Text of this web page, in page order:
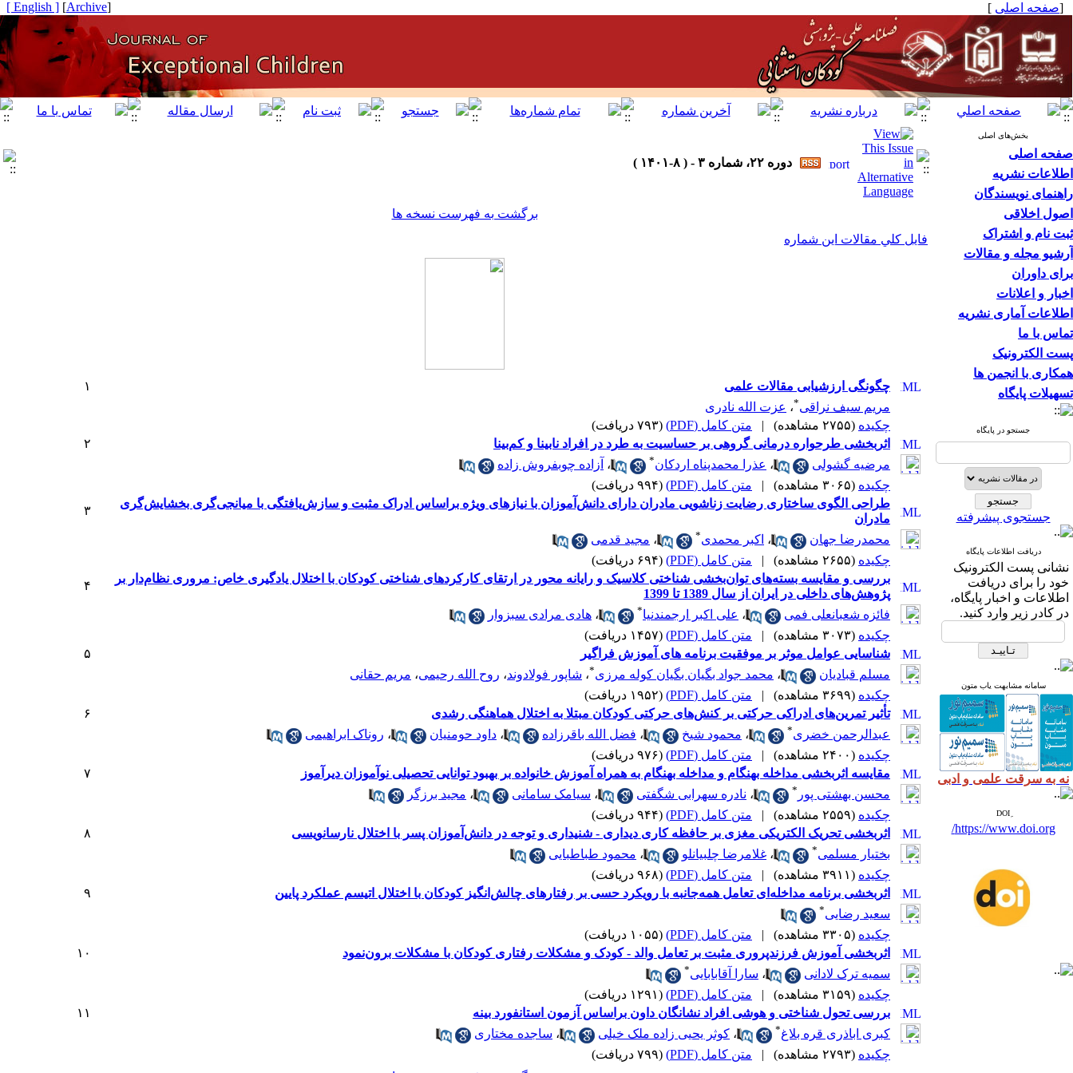
[صفحه اصلی ]
[
Archive
]
[ English ]
بخش‌های اصلی
صفحه اصلی
اطلاعات نشریه
راهنمای نویسندگان
اصول اخلاقی
ثبت نام و اشتراک
آرشیو مجله و مقالات
برای داوران
اخبار و اعلانات
اطلاعات آماری نشریه
تماس با ما
پست الکترونیک
همکاری با انجمن ها
تسهیلات پایگاه
جستجو در پایگاه
جستجوی پیشرفته
دریافت اطلاعات پایگاه
نشانی پست الکترونیک
خود را برای دریافت
اطلاعات و اخبار پایگاه،
در کادر زیر وارد کنید.
سامانه مشابهت یاب متون
نه به سرقت علمی و ادبی
https://www.doi.org/
دوره ۲۲، شماره ۳ - ( ۸-۱۴۰۱ )
برگشت به فهرست نسخه ها
فايل كلي مقالات اين شماره
چگونگی ارزشیابی مقالات علمی
۱
مریم سیف نراقی*، عزت الله نادری
چکیده (۲۷۵۵ مشاهده) | متن کامل (PDF)
(۷۹۳ دریافت)
اثربخشی طرحواره درمانی گروهی بر حساسیت به طرد در افراد نابینا و کم‌بینا
۲
مرضیه گشولی
، عذرا محمدپناه اردکان* ، آزاده چوبفروش زاده
چکیده (۳۰۶۵ مشاهده) | متن کامل (PDF)
(۹۹۴ دریافت)
طراحی الگوی ساختاری رضایت زناشویی مادران دارای دانش‌آموزان با نیازهای ویژه بر‌اساس ادراک مثبت و سازش‌یافتگی با میانجی‌گری بخشایش‌گری
مادران
۳
محمدرضا جهان ، اکبر محمدی* ، مجید قدمی
چکیده (۲۶۵۵ مشاهده) | متن کامل (PDF)
(۶۹۴ دریافت)
بررسی و مقایسه بسته‌های توان‌بخشی شناختی کلاسیک و رایانه محور در ارتقای کارکرد‌های شناختی کودکان با اختلال یادگیری خاص: مروری نظام‌دار بر
پژوهش‌های داخلی در ایران از سال 1389 تا 1399
۴
فائزه شعبانعلی فمی ، علی اکبر ارجمندنیا* ، هادی مرادی سبزوار
چکیده (۳۰۷۳ مشاهده) | متن کامل (PDF)
(۱۴۵۷ دریافت)
شناسایی عوامل موثر بر موفقیت برنامه های آموزش فراگیر
۵
مسلم قبادیان
، محمد جواد بگیان بگیان کوله مرزی*، شاپور فولادوند، روح الله رحیمی، مریم حقانی
چکیده (۳۶۹۹ مشاهده) | متن کامل (PDF)
(۱۹۵۲ دریافت)
تأثیر تمرین‌های ادراکی حرکتی بر کنش‌های حرکتی کودکان مبتلا به اختلال هماهنگی رشدی
۶
عبدالرحمن خضری* ، محمود شیخ ، فضل الله باقرزاده ، داود حومنیان ، روناک ابراهیمی
چکیده (۲۴۰۰ مشاهده) | متن کامل (PDF)
(۹۷۶ دریافت)
مقایسه اثربخشی مداخله بهنگام و مداخله بهنگام به همراه آموزش خانواده بر بهبود توانایی تحصیلی نوآموزان دیرآموز
۷
محسن بهشتی پور * ، نادره سهرابی شگفتی ، سیامک سامانی ، مجید برزگر
چکیده (۲۵۵۹ مشاهده) | متن کامل (PDF)
(۹۴۴ دریافت)
اثربخشی تحریک الکتریکی مغزی بر حافظه کاری دیداری - شنیداری و توجه در دانش‌آموزان پسر با اختلال نارسانویسی
۸
بختیار مسلمی* ، غلامرضا چلبیانلو ، محمود طباطبایی
چکیده (۳۹۱۱ مشاهده) | متن کامل (PDF)
(۹۶۸ دریافت)
اثربخشی برنامه مداخله‌ای تعامل همه‌جانبه با رویکرد حسی بر رفتارهای چالش‌انگیز کودکان با اختلال اتیسم عملکرد پایین
۹
سعید رضایی*
چکیده (۳۳۰۵ مشاهده) | متن کامل (PDF)
(۱۰۵۵ دریافت)
اثربخشی آموزش فرزندپروری مثبت بر تعامل والد - کودک و مشکلات رفتاری کودکان با مشکلات برون‌نمود
۱۰
سمیه ترک لادانی
، سارا آقابابایی*
چکیده (۳۱۵۹ مشاهده) | متن کامل (PDF)
(۱۲۹۱ دریافت)
بررسی تحول شناختی و هوشی افراد نشانگان داون بر‌اساس آزمون استانفورد بینه
۱۱
کبری اباذری قره بلاغ* ، کوثر یحیی زاده ملک خیلی ، ساجده مختاری
چکیده (۲۷۹۳ مشاهده) | متن کامل (PDF)
(۷۹۹ دریافت)